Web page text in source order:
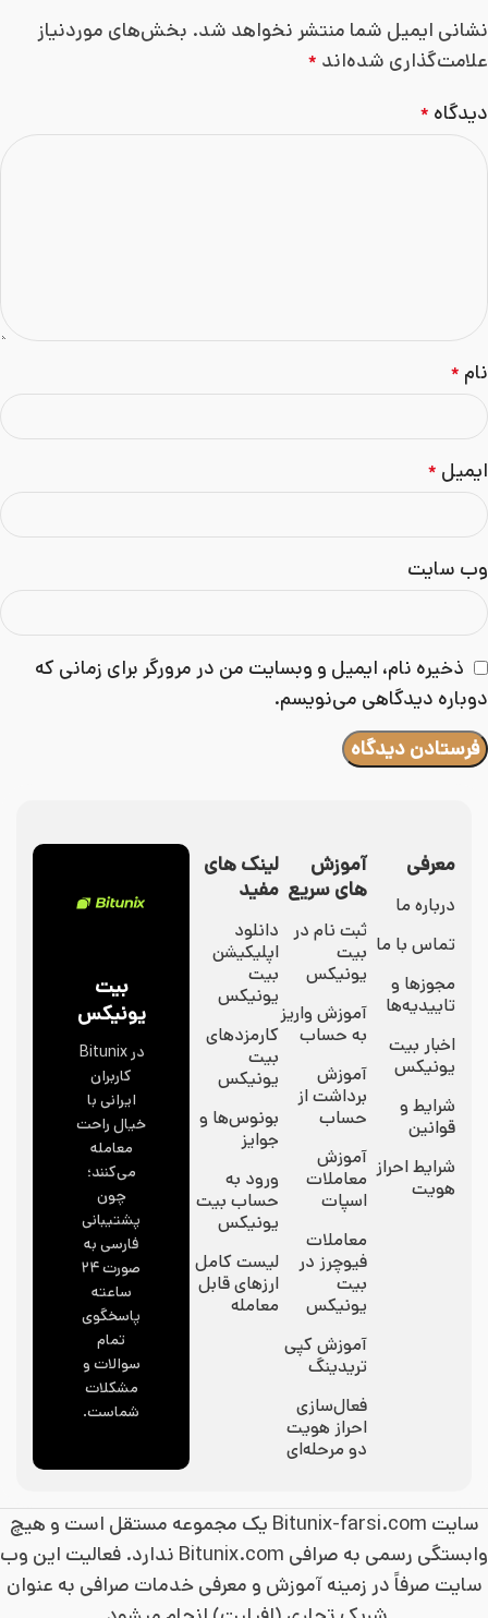
نشانی ایمیل شما منتشر نخواهد شد. بخش‌های موردنیاز
علامت‌گذاری شده‌اند *
دیدگاه *
نام *
ایمیل *
وب‌ سایت
ذخیره نام، ایمیل و وبسایت من در مرورگر برای زمانی که
دوباره دیدگاهی می‌نویسم.
معرفی
درباره ما
تماس با ما
مجوزها و
تاییدیه‌ها
اخبار بیت
یونیکس
شرایط و
قوانین
شرایط احراز
هویت
آموزش
های سریع
ثبت نام در
بیت
یونیکس
آموزش واریز
به حساب
آموزش
برداشت از
حساب
آموزش
معاملات
اسپات
معاملات
فیوچرز در
بیت
یونیکس
آموزش کپی
تریدینگ
فعال‌سازی
احراز هویت
دو مرحله‌ای
لینک های
مفید
دانلود
اپلیکیشن
بیت
یونیکس
کارمزدهای
بیت
یونیکس
بونوس‌ها و
جوایز
ورود به
حساب بیت
یونیکس
لیست کامل
ارزهای قابل
معامله
بیت
یونیکس
در Bitunix
کاربران
ایرانی با
خیال راحت
معامله
می‌کنند؛
چون
پشتیبانی
فارسی به
صورت ۲۴
ساعته
پاسخگوی
تمام
سوالات و
مشکلات
شماست.
سایت Bitunix-farsi.com یک مجموعه مستقل است و هیچ
وابستگی رسمی به صرافی Bitunix.com ندارد. فعالیت این وب
سایت صرفاً در زمینه آموزش و معرفی خدمات صرافی به عنوان